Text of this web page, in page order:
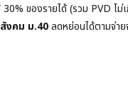
ของรายได้ (รวม PVD ไม่
งคม ม.40ลดหย่อนได้ตามจ่า